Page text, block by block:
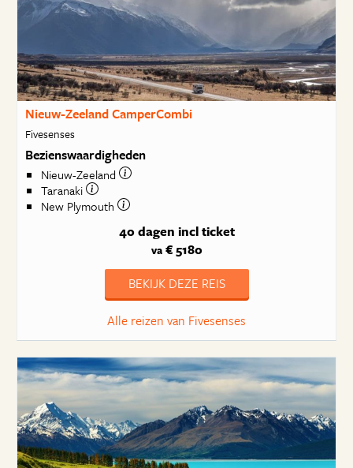
Nieuw-Zeeland CamperCombi
Fivesenses
Bezienswaardigheden
Nieuw-Zeeland
Taranaki
New Plymouth
40 dagen incl ticket
va€ 5180
BEKIJK DEZE REIS
Alle reizen van Fivesenses